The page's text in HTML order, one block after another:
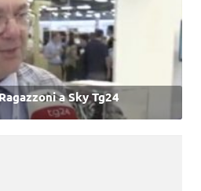
a Sky Tg24